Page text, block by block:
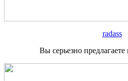
radass
Вы серьезно предлагаете